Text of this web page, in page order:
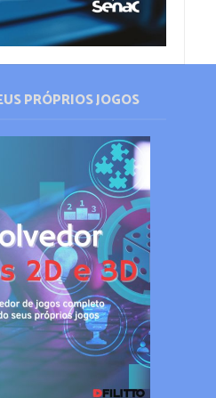
PRÓPRIOS JOGOS